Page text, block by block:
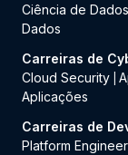
Ciência de Dados
Dados
Carreiras de
Cloud Security
Aplicações
Carreiras de
Platform